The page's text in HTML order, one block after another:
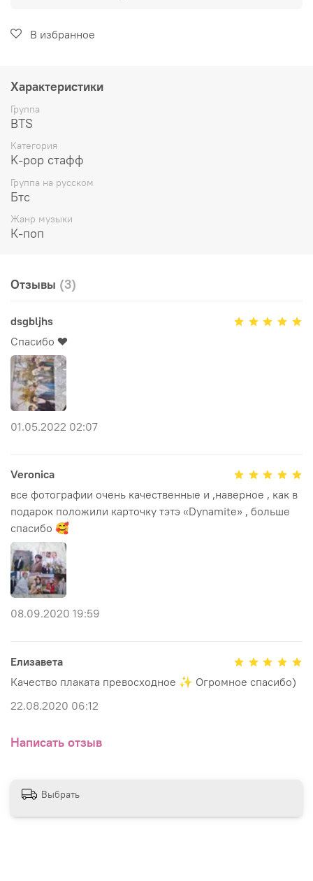
В избранное
Характеристики
Группа
BTS
Категория
K-pop стафф
Группа на русском
Бтс
Жанр музыки
К-поп
Отзывы (3)
dsgbljhs
Спасибо ❤️
01.05.2022 02:07
Veronica
все фотографии очень качественные и ,наверное , как в
подарок положили карточку тэтэ «Dynamite» , больше
спасибо 🥰
08.09.2020 19:59
Елизавета
Качество плаката превосходное ✨ Огромное спасибо)
22.08.2020 06:12
Написать отзыв
Выбрать